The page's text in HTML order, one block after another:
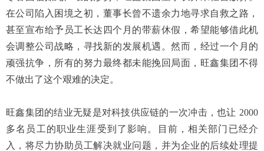
在公司陷入困境之初，董事长曾不遗余力地寻求自救之路，
甚至宣布给予员工长达四个月的带薪休假，希望能够借此机
会调整公司战略，寻找新的发展机遇。然而，经过一个月的
顽强抗争，所有的努力最终都未能挽回局面，旺鑫集团不得
不做出了这个艰难的决定。
旺鑫集团的结业无疑是对科技供应链的一次冲击，也让 2000
多名员工的职业生涯受到了影响。目前，相关部门已经介
入，将尽力协助员工解决就业问题，并为企业的后续处理提